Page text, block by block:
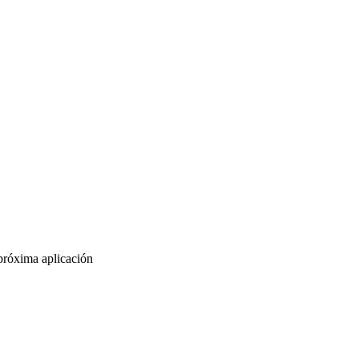
aplicación